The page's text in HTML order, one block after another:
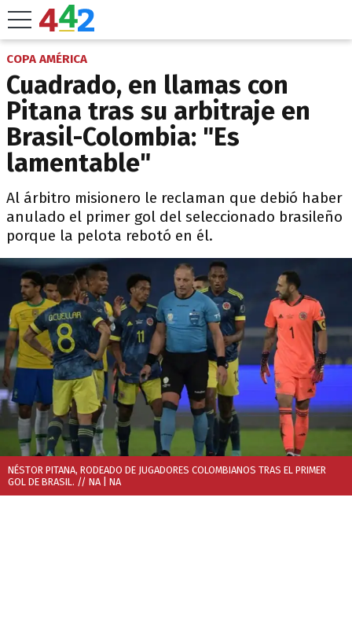
COPA AMÉRICA
Cuadrado, en llamas con
Pitana tras su arbitraje en
Brasil-Colombia: "Es
lamentable"
Al árbitro misionero le reclaman que debió haber
anulado el primer gol del seleccionado brasileño
porque la pelota rebotó en él.
NÉSTOR PITANA, RODEADO DE JUGADORES COLOMBIANOS TRAS EL PRIMER
GOL DE BRASIL. // NA | NA